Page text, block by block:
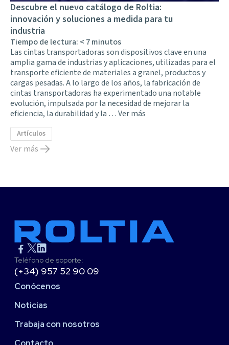
Descubre el nuevo catálogo de Roltia:
innovación y soluciones a medida para tu
industria
Tiempo de lectura: < 7minutos
Las cintas transportadoras son dispositivos clave en una
amplia gama de industrias y aplicaciones, utilizadas para el
transporte eficiente de materiales a granel, productos y
cargas pesadas. A lo largo de los años, la fabricación de
cintas transportadoras ha experimentado una notable
evolución, impulsada por la necesidad de mejorar la
eficiencia, la durabilidad y la …Ver más
Artículos
Ver más
Teléfono de soporte:
(+34) 957 52 90 09
Conócenos
Noticias
Trabaja con nosotros